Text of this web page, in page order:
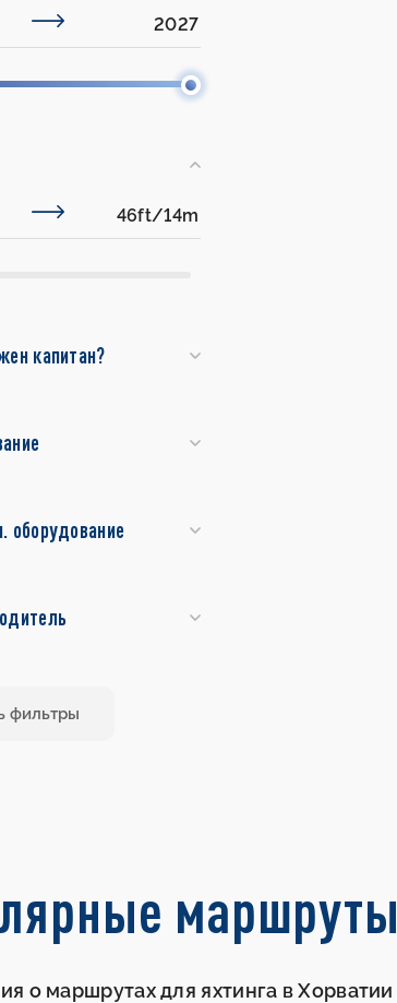
капитан?
оборудование
фильтры
маршруты
о маршрутах для яхтинга в Хорватии